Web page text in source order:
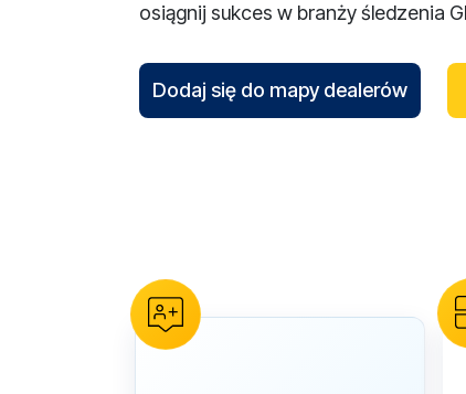
osiągnij sukces w branży śledzenia
Dodaj się do mapy dealerów